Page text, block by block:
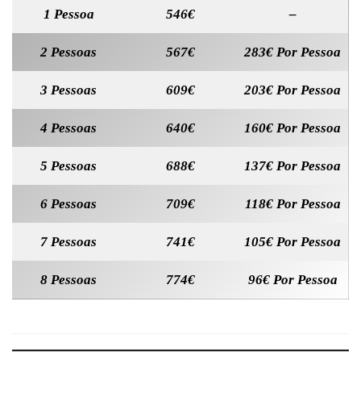
1 Pessoa 546€ –
2 Pessoas 567€ 283€ Por Pessoa
3 Pessoas 609€ 203€ Por Pessoa
4 Pessoas 640€ 160€ Por Pessoa
5 Pessoas 688€ 137€ Por Pessoa
6 Pessoas 709€ 118€ Por Pessoa
7 Pessoas 741€ 105€ Por Pessoa
8 Pessoas 774€ 96€ Por Pessoa